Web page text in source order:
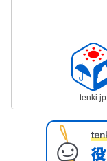
tenki.jp